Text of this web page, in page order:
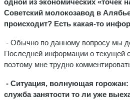
Советский молокозавод в
происходит? Есть какая-то
- Обычно по данному вопросу мы
Последней информации о текущей
поэтому мне трудно
- Ситуация, волнующая
служба занятости то ли уже